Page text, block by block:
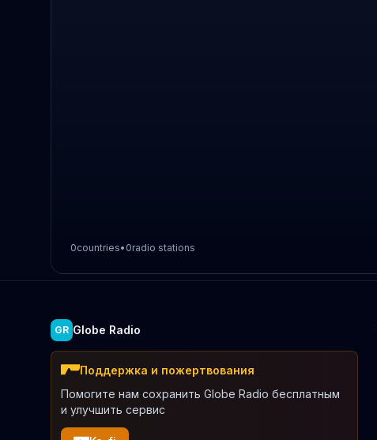
0countries• 0radio stations
GR Globe Radio
Поддержка и пожертвования
Помогите нам сохранить Globe Radio бесплатным
и улучшить сервис